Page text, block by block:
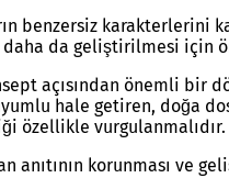
benzersiz karakterlerini
da geliştirilmesi için
açısından önemli bir
hale getiren, doğa
özellikle vurgulanmalıdır.
anıtının korunması ve